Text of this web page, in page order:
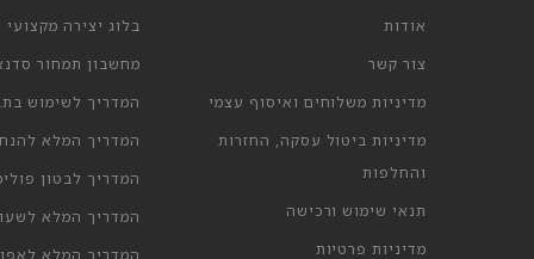
אודות
צור קשר
מדיניות משלוחים ואיסוף עצמי
מדיניות ביטול עסקה, החזרות
והחלפות
תנאי שימוש ורכישה
מדיניות פרטיות
בלוג יצירה מקצועי
מחשבון תמחור
המדריך לשימוש
המדריך המלא
המדריך לבטון
המדריך המלא
המדריך המלא